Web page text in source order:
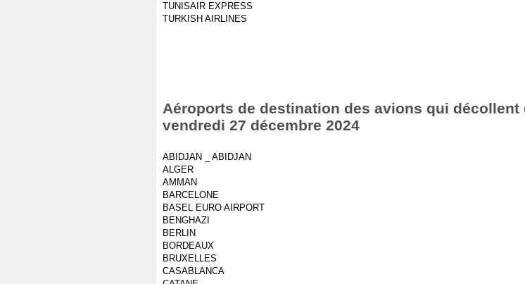
TUNISAIR EXPRESS
TURKISH AIRLINES
Aéroports de destination des avions qui décollent
vendredi 27 décembre 2024
ABIDJAN _ ABIDJAN
ALGER
AMMAN
BARCELONE
BASEL EURO AIRPORT
BENGHAZI
BERLIN
BORDEAUX
BRUXELLES
CASABLANCA